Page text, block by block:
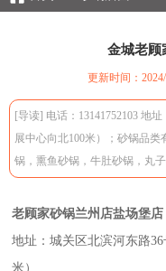
金城老顾
更新时间：
[导读] 电话：13141752103 地
展中心向北100米）；砂锅品
锅，熏鱼砂锅，牛肚砂锅，丸
老顾家砂锅兰州店盐场堡店
地址：城关区北滨河东路
米）